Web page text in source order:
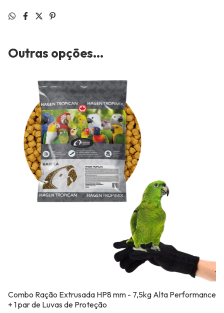
Outras opções...
Combo Ração Extrusada HP8 mm - 7,5kg Alta Performance
+ 1 par de Luvas de Proteção